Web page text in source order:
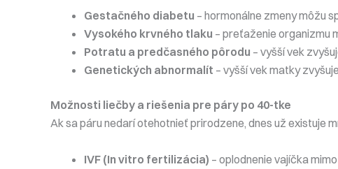
Gestačného diabetu – hormonálne zmeny môžu
Vysokého krvného tlaku – preťaženie organizmu
Potratu a predčasného pôrodu – vyšší vek
Genetických abnormalít – vyšší vek matky
Možnosti liečby a riešenia pre páry po 40-tke
Ak sa páru nedarí otehotnieť prirodzene, dnes už existuje
IVF (In vitro fertilizácia) – oplodnenie vajíčka